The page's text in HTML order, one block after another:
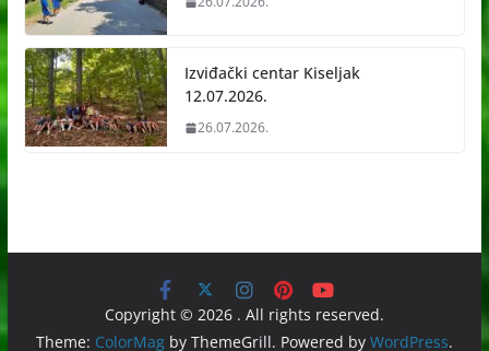
Izviđački centar Kiseljak
12.07.2026.
26.07.2026.
Copyright © 2026 . All rights reserved.
Theme: ColorMagby ThemeGrill. Powered by WordPress.